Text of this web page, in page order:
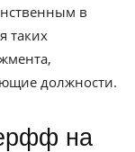
в
таких
должности.